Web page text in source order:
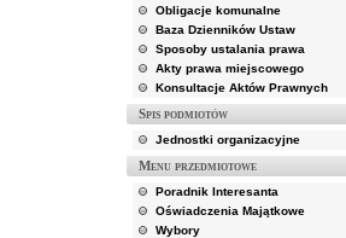
Obligacje komunalne
Baza Dzienników Ustaw
Sposoby ustalania prawa
Akty prawa miejscowego
Konsultacje Aktów Prawnych
Spis podmiotów
Jednostki organizacyjne
Menu przedmiotowe
Poradnik Interesanta
Oświadczenia Majątkowe
Wybory